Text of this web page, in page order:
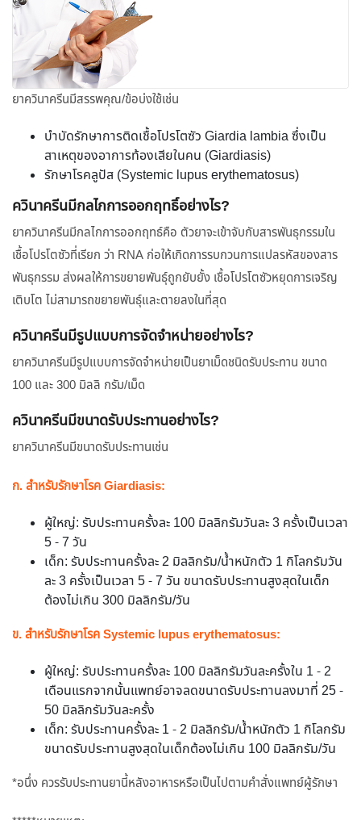
ยาควินาครีนมีสรรพคุณ/ข้อบ่งใช้เช่น
บำบัดรักษาการติดเชื้อโปรโตซัว Giardia lambia ซึ่งเป็น
สาเหตุของอาการท้องเสียในคน (Giardiasis)
รักษาโรคลูปัส (Systemic lupus erythematosus)
ควินาครีนมีกลไกการออกฤทธิ์อย่างไร?
ยาควินาครีนมีกลไกการออกฤทธ์คือ ตัวยาจะเข้าจับกับสารพันธุกรรมใน
เชื้อโปรโตซัวที่เรียก ว่า RNA ก่อให้เกิดการรบกวนการแปลรหัสของสาร
พันธุกรรม ส่งผลให้การขยายพันธุ์ถูกยับยั้ง เชื้อโปรโตซัวหยุดการเจริญ
เติบโต ไม่สามารถขยายพันธุ์และตายลงในที่สุด
ควินาครีนมีรูปแบบการจัดจำหน่ายอย่างไร?
ยาควินาครีนมีรูปแบบการจัดจำหน่ายเป็นยาเม็ดชนิดรับประทาน ขนาด
100 และ 300 มิลลิ กรัม/เม็ด
ควินาครีนมีขนาดรับประทานอย่างไร?
ยาควินาครีนมีขนาดรับประทานเช่น
ก. สำหรับรักษาโรค Giardiasis:
ผู้ใหญ่: รับประทานครั้งละ 100 มิลลิกรัมวันละ 3 ครั้งเป็นเวลา
5 - 7 วัน
เด็ก: รับประทานครั้งละ 2 มิลลิกรัม/น้ำหนักตัว 1 กิโลกรัมวัน
ละ 3 ครั้งเป็นเวลา 5 - 7 วัน ขนาดรับประทานสูงสุดในเด็ก
ต้องไม่เกิน 300 มิลลิกรัม/วัน
ข. สำหรับรักษาโรค Systemic lupus erythematosus:
ผู้ใหญ่: รับประทานครั้งละ 100 มิลลิกรัมวันละครั้งใน 1 - 2
เดือนแรกจากนั้นแพทย์อาจลดขนาดรับประทานลงมาที่ 25 -
50 มิลลิกรัมวันละครั้ง
เด็ก: รับประทานครั้งละ 1 - 2 มิลลิกรัม/น้ำหนักตัว 1 กิโลกรัม
ขนาดรับประทานสูงสุดในเด็กต้องไม่เกิน 100 มิลลิกรัม/วัน
*อนึ่ง ควรรับประทานยานี้หลังอาหารหรือเป็นไปตามคำสั่งแพทย์ผู้รักษา